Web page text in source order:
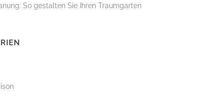
So gestalten Sie Ihren Traumgarten